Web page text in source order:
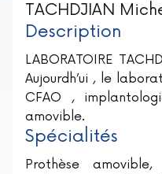
TACHDJIAN
Description
LABORATOIRE
Aujourdh’ui , le
CFAO ,
amovible.
Spécialités
Prothèse